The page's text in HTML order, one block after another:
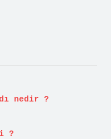
nedir ?
?